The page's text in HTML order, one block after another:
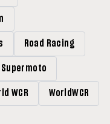
Road Racing
Supermoto
WCR WorldWCR